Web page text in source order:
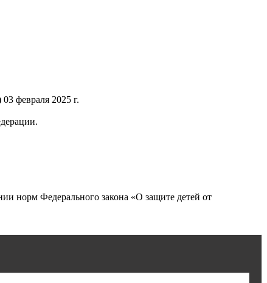
февраля 2025 г.
норм Федерального закона «О защите детей от